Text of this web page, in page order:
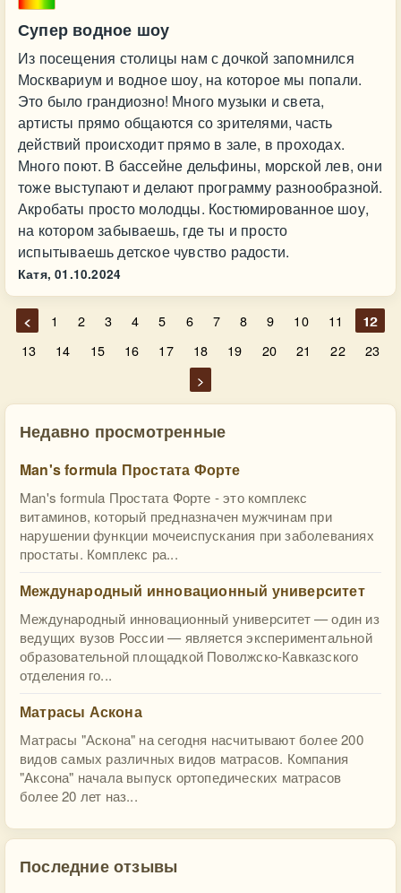
Супер водное шоу
Из посещения столицы нам с дочкой запомнился
Москвариум и водное шоу, на которое мы попали.
Это было грандиозно! Много музыки и света,
артисты прямо общаются со зрителями, часть
действий происходит прямо в зале, в проходах.
Много поют. В бассейне дельфины, морской лев, они
тоже выступают и делают программу разнообразной.
Акробаты просто молодцы. Костюмированное шоу,
на котором забываешь, где ты и просто
испытываешь детское чувство радости.
Катя, 01.10.2024
< 1 2 3 4 5 6 7 8 9 10 11
12
13
14 15 16 17 18 19 20 21 22
23
>
Недавно просмотренные
Man's formula Простата Форте
Man's formula Простата Форте - это комплекс
витаминов, который предназначен мужчинам при
нарушении функции мочеиспускания при заболеваниях
простаты. Комплекс ра...
Международный инновационный университет
Международный инновационный университет — один из
ведущих вузов России — является экспериментальной
образовательной площадкой Поволжско-Кавказского
отделения го...
Матрасы Аскона
Матрасы "Аскона" на сегодня насчитывают более 200
видов самых различных видов матрасов. Компания
"Аксона" начала выпуск ортопедических матрасов
более 20 лет наз...
Последние отзывы